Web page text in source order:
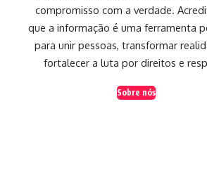
compromisso com a verdade.
que a informação é uma ferramenta
para unir pessoas, transformar
fortalecer a luta por direitos e
Sobre nós